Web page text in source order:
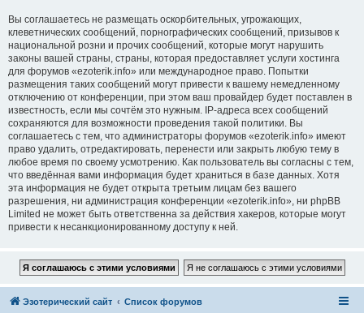
Вы соглашаетесь не размещать оскорбительных, угрожающих,
клеветнических сообщений, порнографических сообщений, призывов к
национальной розни и прочих сообщений, которые могут нарушить
законы вашей страны, страны, которая предоставляет услуги хостинга
для форумов «ezoterik.info» или международное право. Попытки
размещения таких сообщений могут привести к вашему немедленному
отключению от конференции, при этом ваш провайдер будет поставлен в
известность, если мы сочтём это нужным. IP-адреса всех сообщений
сохраняются для возможности проведения такой политики. Вы
соглашаетесь с тем, что администраторы форумов «ezoterik.info» имеют
право удалить, отредактировать, перенести или закрыть любую тему в
любое время по своему усмотрению. Как пользователь вы согласны с тем,
что введённая вами информация будет храниться в базе данных. Хотя
эта информация не будет открыта третьим лицам без вашего
разрешения, ни администрация конференции «ezoterik.info», ни phpBB
Limited не может быть ответственна за действия хакеров, которые могут
привести к несанкционированному доступу к ней.
Эзотерический сайт Список форумов